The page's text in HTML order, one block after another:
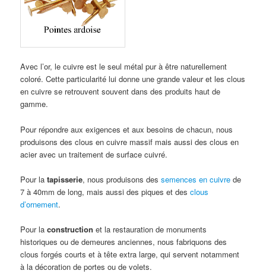
Avec l’or, le cuivre est le seul métal pur à être naturellement
coloré. Cette particularité lui donne une grande valeur et les clous
en cuivre se retrouvent souvent dans des produits haut de
gamme.
Pour répondre aux exigences et aux besoins de chacun, nous
produisons des clous en cuivre massif mais aussi des clous en
acier avec un traitement de surface cuivré.
Pour latapisserie, nous produisons dessemences en cuivre de
7 à 40mm de long, mais aussi des piques et desclous
d’ornement.
Pour laconstruction et la restauration de monuments
historiques ou de demeures anciennes, nous fabriquons des
clous forgés courts et à tête extra large, qui servent notamment
à la décoration de portes ou de volets.